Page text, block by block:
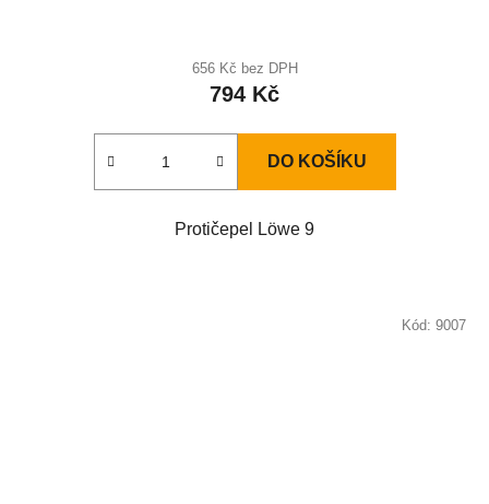
656 Kč bez DPH
794 Kč
DO KOŠÍKU
Protičepel Löwe 9
Kód: 9007